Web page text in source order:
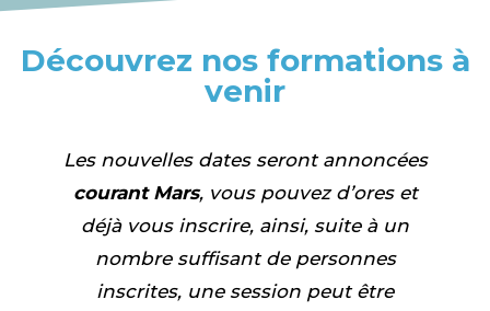
Découvrez nos formations à
venir
Les nouvelles dates seront annoncées
courant Mars, vous pouvez d’ores et
déjà vous inscrire, ainsi, suite à un
nombre suffisant de personnes
inscrites, une session peut être